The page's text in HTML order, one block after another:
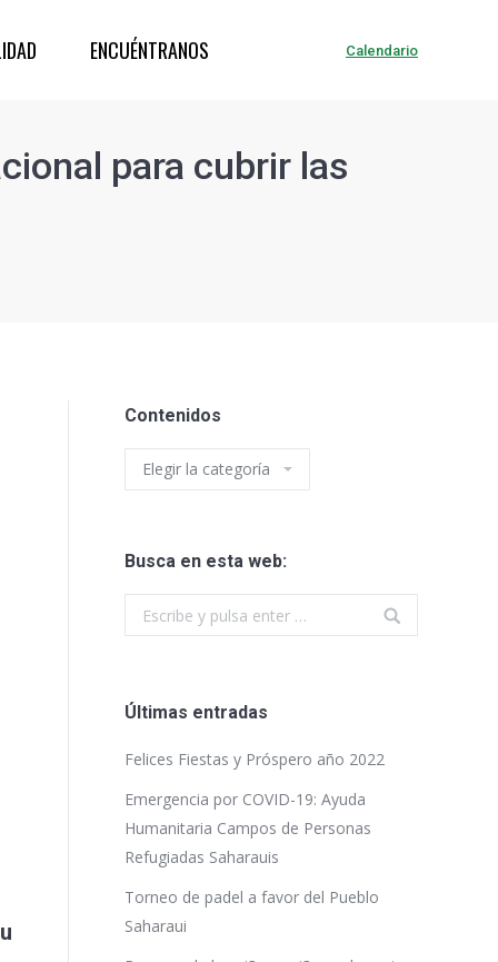
ENCUÉNTRANOS Calendario
para cubrir las
Contenidos
Contenidos
Busca en esta web:
Buscar:
Últimas entradas
Felices Fiestas y Próspero año 2022
Emergencia por COVID-19: Ayuda
Humanitaria Campos de Personas
Refugiadas Saharauis
Torneo de padel a favor del Pueblo
Saharaui